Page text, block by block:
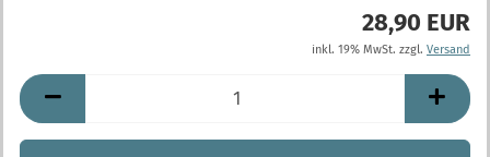
28,90 EUR
inkl. 19% MwSt. zzgl. Versand